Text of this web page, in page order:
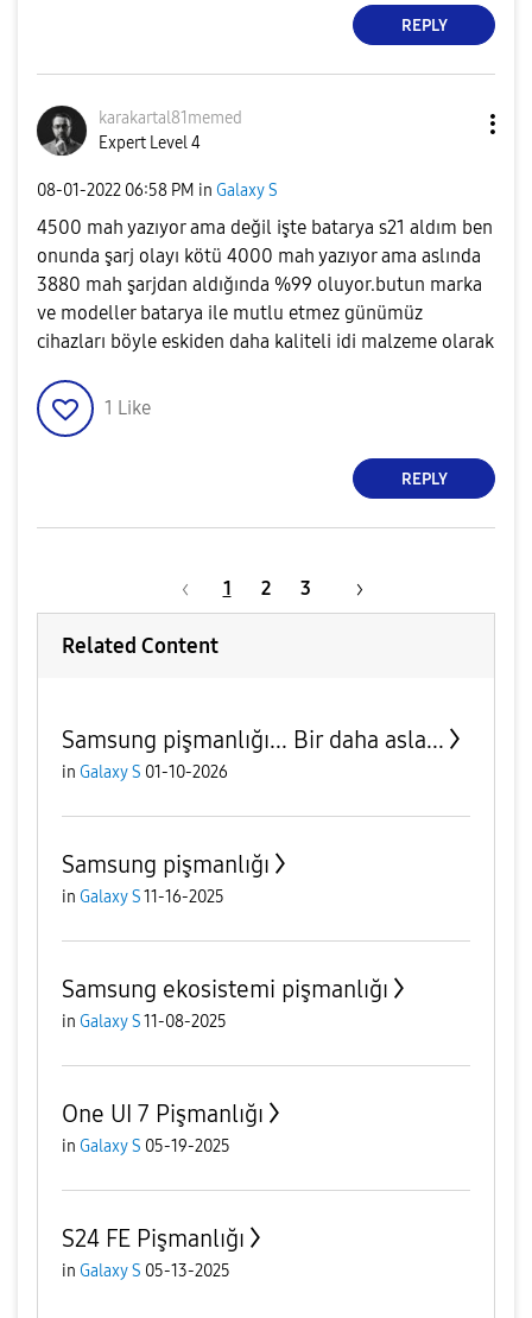
REPLY
karakartal81memed
Expert Level 4
‎08-01-2022 06:58 PM in Galaxy S
4500 mah yazıyor ama değil işte batarya s21 aldım ben
onunda şarj olayı kötü 4000 mah yazıyor ama aslında
3880 mah şarjdan aldığında %99 oluyor.butun marka
ve modeller batarya ile mutlu etmez günümüz
cihazları böyle eskiden daha kaliteli idi malzeme olarak
1 Like
REPLY
1 2 3
Related Content
Samsung pişmanlığı... Bir daha asla...
in Galaxy S 01-10-2026
Samsung pişmanlığı
in Galaxy S11-16-2025
Samsung ekosistemi pişmanlığı
in Galaxy S11-08-2025
One UI 7 Pişmanlığı
in Galaxy S 05-19-2025
S24 FE Pişmanlığı
in Galaxy S 05-13-2025